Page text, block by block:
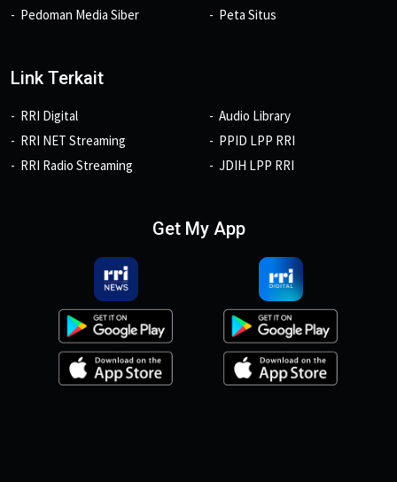
Pedoman Media Siber
Peta Situs
Link Terkait
RRI Digital
RRI NET Streaming
RRI Radio Streaming
Audio Library
PPID LPP RRI
JDIH LPP RRI
Get My App